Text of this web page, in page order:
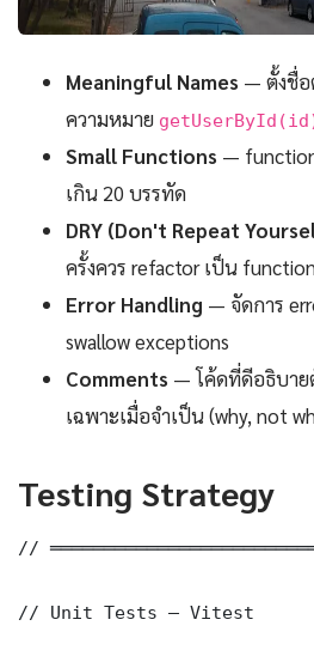
Meaningful Names — ตั้งชื่
ความหมาย
Small Functions —
เกิน 20 บรรทัด
DRY (Don't Repeat
ครั้งควร refactor เป็น
Error Handling — จัดการ
swallow exceptions
Comments — โค้ดที่ดีอธิบาย
เฉพาะเมื่อจำเป็น (why, not
Testing Strategy
//
// Unit Tests — Vitest